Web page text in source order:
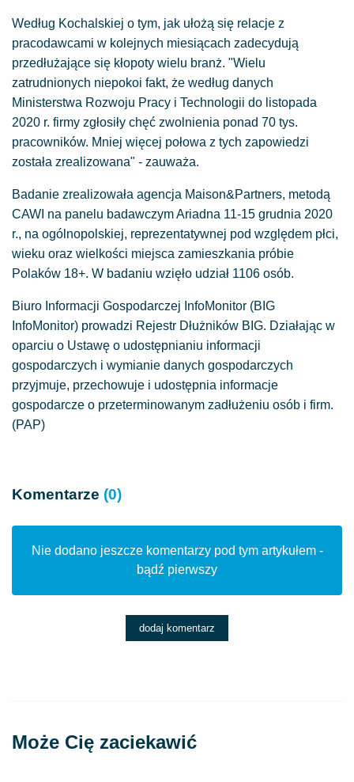
Według Kochalskiej o tym, jak ułożą się relacje z
pracodawcami w kolejnych miesiącach zadecydują
przedłużające się kłopoty wielu branż. "Wielu
zatrudnionych niepokoi fakt, że według danych
Ministerstwa Rozwoju Pracy i Technologii do listopada
2020 r. firmy zgłosiły chęć zwolnienia ponad 70 tys.
pracowników. Mniej więcej połowa z tych zapowiedzi
została zrealizowana" - zauważa.
Badanie zrealizowała agencja Maison&Partners, metodą
CAWI na panelu badawczym Ariadna 11-15 grudnia 2020
r., na ogólnopolskiej, reprezentatywnej pod względem płci,
wieku oraz wielkości miejsca zamieszkania próbie
Polaków 18+. W badaniu wzięło udział 1106 osób.
Biuro Informacji Gospodarczej InfoMonitor (BIG
InfoMonitor) prowadzi Rejestr Dłużników BIG. Działając w
oparciu o Ustawę o udostępnianiu informacji
gospodarczych i wymianie danych gospodarczych
przyjmuje, przechowuje i udostępnia informacje
gospodarcze o przeterminowanym zadłużeniu osób i firm.
(PAP)
Komentarze (0)
Nie dodano jeszcze komentarzy pod tym artykułem -
bądź pierwszy
dodaj komentarz
Może Cię zaciekawić